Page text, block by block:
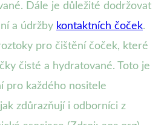
Dále je důležité dodržovat
a údržby kontaktních čoček.
pro čištění čoček, které
čisté a hydratované. Toto je
pro každého nositele
zdůrazňují i odborníci z